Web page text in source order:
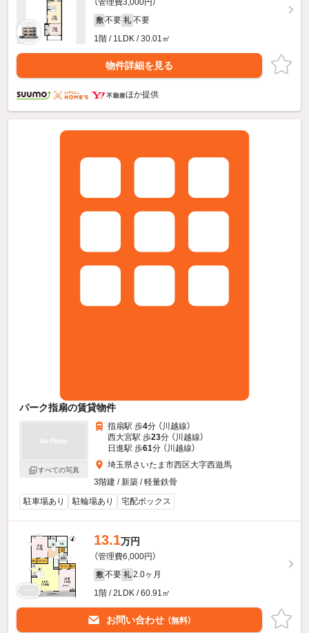
（管理費3,000円）
敷 不要 礼 不要
1階 / 1LDK / 30.01㎡
物件詳細を見る
ほか提供
パーク指扇の賃貸物件
すべての写真
指扇駅 歩4分 （川越線）
西大宮駅 歩23分 （川越線）
日進駅 歩61分 （川越線）
埼玉県さいたま市西区大字西遊馬
3階建 / 新築 / 軽量鉄骨
駐車場あり
駐輪場あり 宅配ボックス
13.1万円
（管理費6,000円）
敷 不要 礼 2.0ヶ月
1階 / 2LDK / 60.91㎡
お問い合わせ （無料）